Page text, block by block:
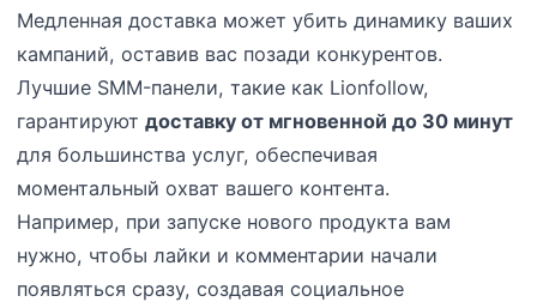
Медленная доставка может убить динамику ваших
кампаний, оставив вас позади конкурентов.
Лучшие SMM-панели, такие как Lionfollow,
гарантируютдоставку от мгновенной до 30 минут
для большинства услуг, обеспечивая
моментальный охват вашего контента.
Например, при запуске нового продукта вам
нужно, чтобы лайки и комментарии начали
появляться сразу, создавая социальное